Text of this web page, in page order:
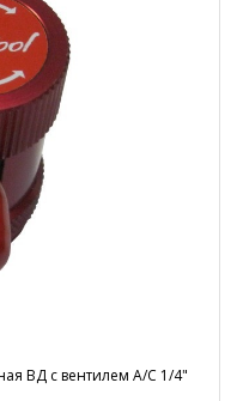
ВД с вентилем А/С 1/4"